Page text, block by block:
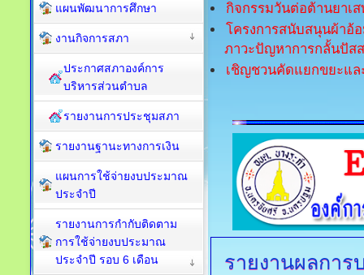
กิจกรรมวันต่อต้านยาเ
โครงการสนับสนุนผ้าอ้
ภาวะปัญหาการกลั้นปัส
เชิญชวนคัดแยกขยะแล
รายงานผลกา
แผนพัฒนาการศึกษา
งานกิจการสภา
ประกาศสภาองค์การ
บริหารส่วนตำบล
รายงานการประชุมสภา
รายงานฐานะทางการเงิน
แผนการใช้จ่ายงบประมาณ
ประจำปี
รายงานการกำกับติดตาม
การใช้จ่ายงบประมาณ
ประจำปี รอบ 6 เดือน